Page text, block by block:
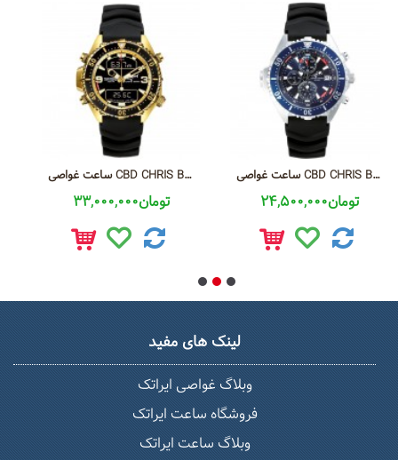
ساعت غواصی CBD CHRIS BENZ DIGITAL 200 M GOLD
33,000,000تومان
ساعت غواصی CBD CHRIS BENZ 200 M Chronograph
24,500,000تومان
لینک های مفید
وبلاگ غواصی ایراتک
فروشگاه ساعت ایراتک
وبلاگ ساعت ایراتک